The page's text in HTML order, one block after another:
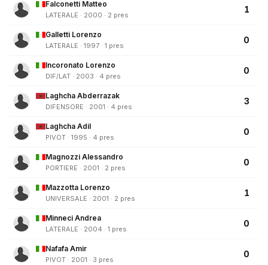
Falconetti Matteo
LATERALE · 2000 · 2 pres
1
Galletti Lorenzo
LATERALE · 1997 · 1 pres
0
Incoronato Lorenzo
DIF/LAT · 2003 · 4 pres
0
Laghcha Abderrazak
DIFENSORE · 2001 · 4 pres
3
Laghcha Adil
PIVOT · 1995 · 4 pres
0
Magnozzi Alessandro
PORTIERE · 2001 · 2 pres
0
Mazzotta Lorenzo
UNIVERSALE · 2001 · 2 pres
1
Minneci Andrea
LATERALE · 2004 · 1 pres
0
Nafafa Amir
PIVOT · 2001 · 3 pres
0